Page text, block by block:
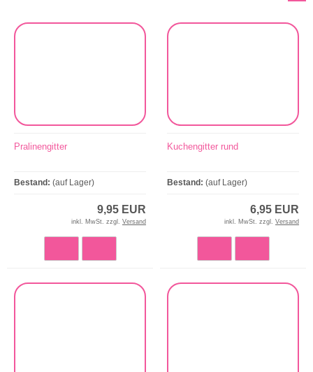
Pralinengitter
Bestand: (auf Lager)
9,95 EUR
inkl. MwSt. zzgl. Versand
Kuchengitter rund
Bestand: (auf Lager)
6,95 EUR
inkl. MwSt. zzgl. Versand